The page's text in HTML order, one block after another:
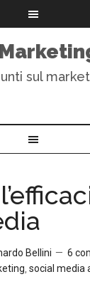
sul
Bellini
6
,social media